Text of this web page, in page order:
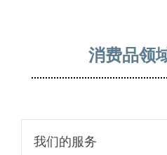
消费品领
我们的服务